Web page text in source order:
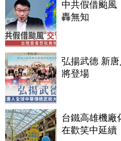
中共假借颱風
轟無知
弘揚武德 新
將登場
台鐵高雄機廠
在歡笑中延續